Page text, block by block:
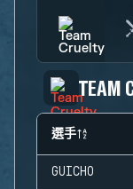
TEAM
選手
GUICHO